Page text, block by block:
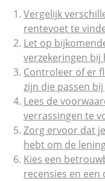
Vergelijk
rentevoet te
Let op
verzekeringen bij
Controleer of er
zijn die passen
Lees de
verrassingen te
Zorg ervoor dat
hebt om de
Kies een
recensies en